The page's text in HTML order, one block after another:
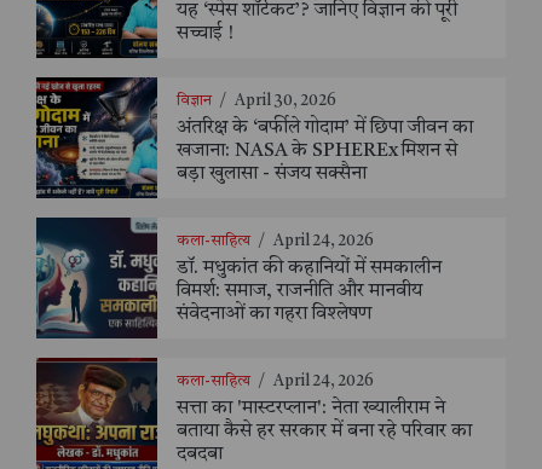
यह ‘स्पेस शॉर्टकट’? जानिए विज्ञान की पूरी
सच्चाई !
विज्ञान / April 30, 2026
अंतरिक्ष के ‘बर्फीले गोदाम’ में छिपा जीवन का
खजाना: NASA के SPHEREx मिशन से
बड़ा खुलासा - संजय सक्सैना
कला-साहित्य / April 24, 2026
डॉ. मधुकांत की कहानियों में समकालीन
विमर्श: समाज, राजनीति और मानवीय
संवेदनाओं का गहरा विश्लेषण
कला-साहित्य / April 24, 2026
सत्ता का 'मास्टरप्लान': नेता ख्यालीराम ने
बताया कैसे हर सरकार में बना रहे परिवार का
दबदबा